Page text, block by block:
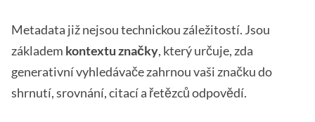
Metadata již nejsou technickou záležitostí. Jsou
základem kontextu značky, který určuje, zda
generativní vyhledávače zahrnou vaši značku do
shrnutí, srovnání, citací a řetězců odpovědí.